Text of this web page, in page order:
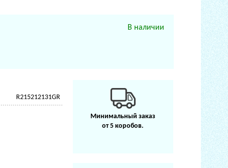
В наличии
R215212131GR
Минимальный заказ
от 5 коробов.